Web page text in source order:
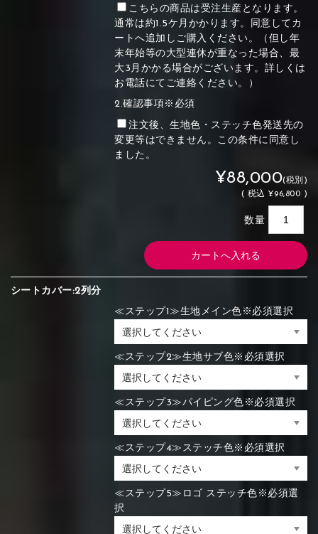
こちらの商品は受注生産となります。
通常は約1.5ケ月かかります。同意してカ
ートへ追加しご購入ください。（但し年
末年始等の大型連休が重なった場合、最
大3月かかる場合がございます。詳しくは
お電話にてご連絡ください。）
2.確認事項※必須
注文後、生地色・ステッチ色発送先の
変更等はできません。この条件に同意し
ました。
¥88,000(税別)
( 税込 ¥96,800 )
数量
シートカバー:2列分
≪ステップ1≫生地メイン色※必須選択
≪ステップ2≫生地サブ色※必須選択
≪ステップ3≫パイピング色※必須選択
≪ステップ4≫ステッチ色※必須選択
≪ステップ5≫ロゴ ステッチ色※必須選
択